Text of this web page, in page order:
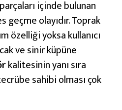
içinde bulunan
olayıdır. Toprak
özelliği yoksa kullanıcı
ve sinir küpüne
kalitesinin yanı sıra
sahibi olması çok